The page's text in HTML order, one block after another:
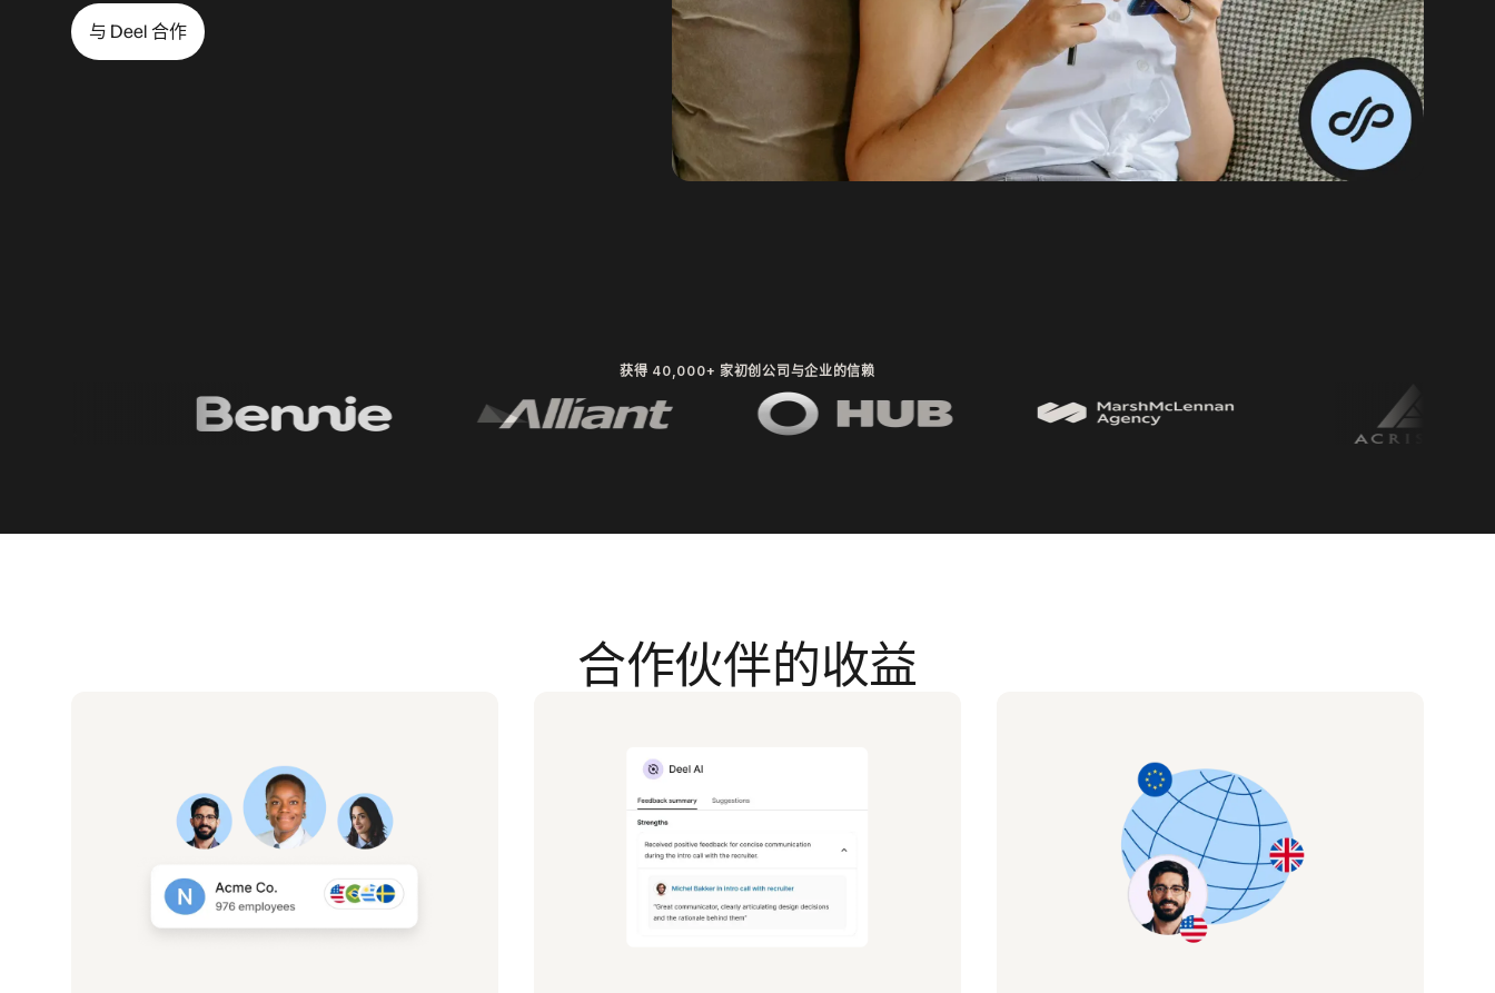
与 Deel 合作
获得 40,000+ 家初创公司与企业的信赖
合作伙伴的收益